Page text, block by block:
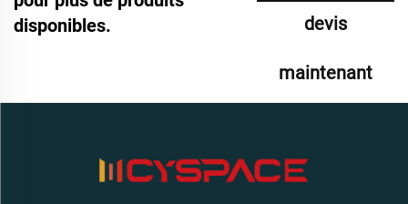
disponibles.
devis
maintenant